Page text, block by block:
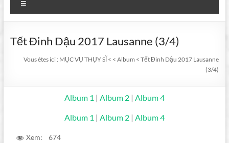
Tết Đinh Dậu 2017 Lausanne (3/4)
Vous êtes ici : MỤC VỤ THỤY SĨ < <Album <Tết Đinh Dậu 2017 Lausanne
(3/4)
Album 1 | Album 2| Album 4
Album 1 | Album 2| Album 4
Xem: 674